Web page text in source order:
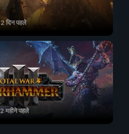
2 दिन पहले
2 महीने पहले